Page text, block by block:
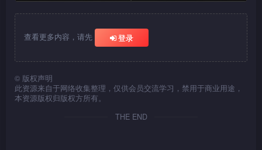
查看更多内容，请先 登录
© 版权声明
此资源来自于网络收集整理，仅供会员交流学习，禁用于商业用途，
本资源版权归版权方所有。
THE END